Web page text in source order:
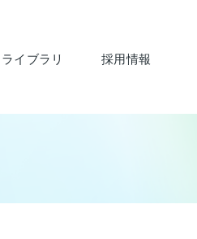
ライブラリ 採用情報